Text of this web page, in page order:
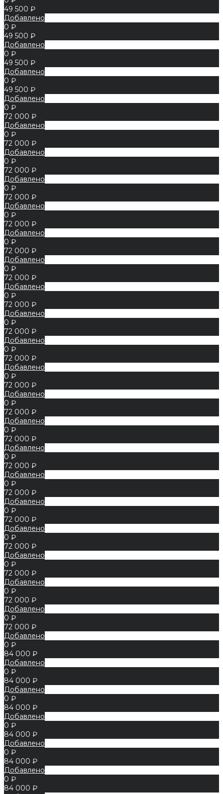
49 500 ₽
Добавлено
0 ₽
49 500 ₽
Добавлено
0 ₽
49 500 ₽
Добавлено
0 ₽
49 500 ₽
Добавлено
0 ₽
72 000 ₽
Добавлено
0 ₽
72 000 ₽
Добавлено
0 ₽
72 000 ₽
Добавлено
0 ₽
72 000 ₽
Добавлено
0 ₽
72 000 ₽
Добавлено
0 ₽
72 000 ₽
Добавлено
0 ₽
72 000 ₽
Добавлено
0 ₽
72 000 ₽
Добавлено
0 ₽
72 000 ₽
Добавлено
0 ₽
72 000 ₽
Добавлено
0 ₽
72 000 ₽
Добавлено
0 ₽
72 000 ₽
Добавлено
0 ₽
72 000 ₽
Добавлено
0 ₽
72 000 ₽
Добавлено
0 ₽
72 000 ₽
Добавлено
0 ₽
72 000 ₽
Добавлено
0 ₽
72 000 ₽
Добавлено
0 ₽
72 000 ₽
Добавлено
0 ₽
72 000 ₽
Добавлено
0 ₽
72 000 ₽
Добавлено
0 ₽
84 000 ₽
Добавлено
0 ₽
84 000 ₽
Добавлено
0 ₽
84 000 ₽
Добавлено
0 ₽
84 000 ₽
Добавлено
0 ₽
84 000 ₽
Добавлено
0 ₽
84 000 ₽